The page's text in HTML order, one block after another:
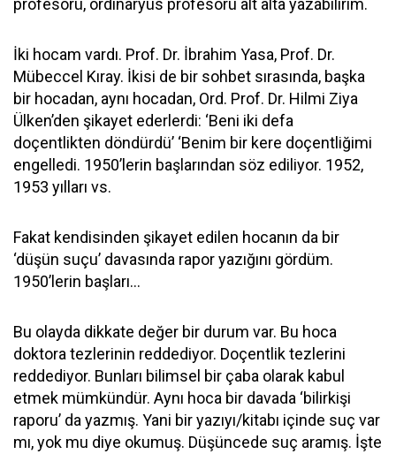
profesörü, ordinaryüs profesörü alt alta yazabilirim.
İki hocam vardı. Prof. Dr. İbrahim Yasa, Prof. Dr.
Mübeccel Kıray. İkisi de bir sohbet sırasında, başka
bir hocadan, aynı hocadan, Ord. Prof. Dr. Hilmi Ziya
Ülken’den şikayet ederlerdi: ‘Beni iki defa
doçentlikten döndürdü’ ‘Benim bir kere doçentliğimi
engelledi. 1950’lerin başlarından söz ediliyor. 1952,
1953 yılları vs.
Fakat kendisinden şikayet edilen hocanın da bir
‘düşün suçu’ davasında rapor yazığını gördüm.
1950’lerin başları…
Bu olayda dikkate değer bir durum var. Bu hoca
doktora tezlerinin reddediyor. Doçentlik tezlerini
reddediyor. Bunları bilimsel bir çaba olarak kabul
etmek mümkündür. Aynı hoca bir davada ‘bilirkişi
raporu’ da yazmış. Yani bir yazıyı/kitabı içinde suç var
mı, yok mu diye okumuş. Düşüncede suç aramış. İşte